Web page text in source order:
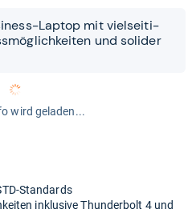
​​Lap­top mit viel­sei­ti­
und soli­der
wird geladen...
Standards
inklusive Thunderbolt 4 und